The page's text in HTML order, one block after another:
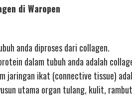
di Waropen
anda diproses dari collagen.
dalam tubuh anda adalah
jaringan ikat (connective tissue)
utama organ tulang, kulit,